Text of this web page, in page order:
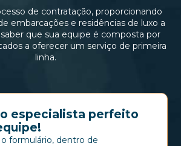
de contratação, proporcionando
embarcações e residências de luxo a
que sua equipe é composta por
a oferecer um serviço de primeira
linha.
especialista perfeito
formulário, dentro de